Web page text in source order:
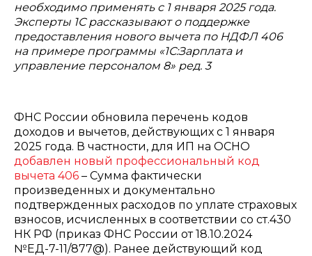
необходимо применять с 1 января 2025 года.
Эксперты 1С рассказывают о поддержке
предоставления нового вычета по НДФЛ 406
на примере программы «1С:Зарплата и
управление персоналом 8» ред. 3
ФНС России обновила перечень кодов
доходов и вычетов, действующих с 1 января
2025 года. В частности, для ИП на ОСНО
добавлен новый профессиональный код
вычета 406 – Сумма фактически
произведенных и документально
подтвержденных расходов по уплате страховых
взносов, исчисленных в соответствии со ст.430
НК РФ (приказ ФНС России от 18.10.2024
№ЕД-7-11/877@). Ранее действующий код